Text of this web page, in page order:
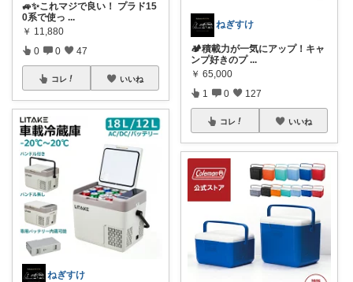
🚙✨これマジで良い！ プラド15
0系で使っ ...
￥ 11,880
0 0 47
コレ いいね
ねぎすけ
ねぎすけ
🏕️積載力が一気にアップ！キャ
ンプ好きのプ ...
￥ 65,000
1 0 127
コレ いいね